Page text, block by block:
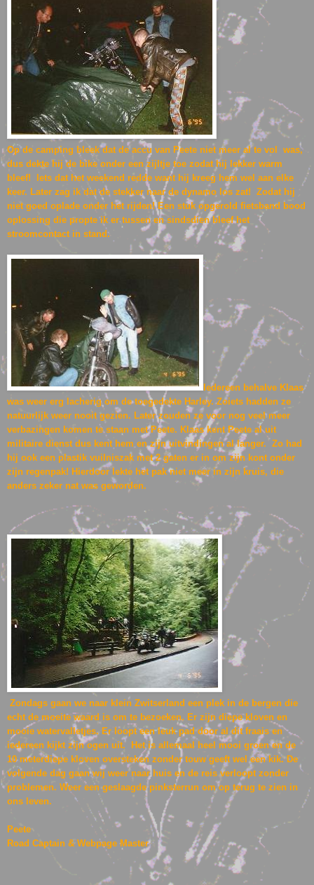
Op de camping bleek dat de accu van Peete niet meer al te vol was,
dus dekte hij de bike onder een zijltje toe zodat hij lekker warm
bleef! Iets dat het weekend redde want hij kreeg hem wel aan elke
keer. Later zag ik dat de stekker naar de dynamo los zat! Zodat hij
niet goed oplade onder het rijden! Een stuk opgerold fietsband bood
oplossing die propte ik er tussen en sindsdien bleef het
stroomcontact in stand.
Iedereen behalve Klaas
was weer erg lacherig om de toegedekte Harley. Zoiets hadden ze
natuurlijk weer nooit gezien. Later zouden ze voor nog veel meer
verbazingen komen te staan met Peete. Klaas kent Peete al uit
militaire dienst dus kent hem en zijn uitvindingen al langer. Zo had
hij ook een plastik vuilniszak met 2 gaten er in om zijn kont onder
zijn regenpak! Hierdoor lekte het pak niet meer in zijn kruis, die
anders zeker nat was geworden.
Zondags gaan we naar klein Zwitserland een plek in de bergen die
echt de moeite waard is om te bezoeken. Er zijn diepe kloven en
mooie watervalletjes. Er loopt een leuk pad door al dit fraais en
iedereen kijkt zijn ogen uit. Het is allemaal heel mooi groen en de
10 meterdiepe kloven oversteken zonder touw geeft wel een kik. De
volgende dag gaan wij weer naar huis en de reis verloopt zonder
problemen. Weer een geslaagde pinksterrun om op terug te zien in
ons leven.
Peete
Road Captain & Webpage Master